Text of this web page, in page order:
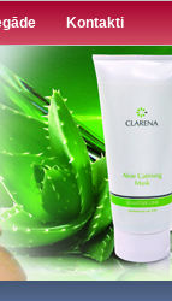
Kontakti